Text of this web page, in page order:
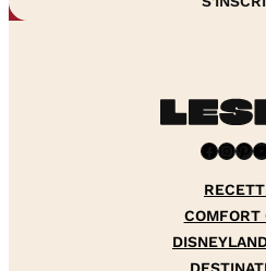
Facebook InstagramPinterest YouTube
COMFORT